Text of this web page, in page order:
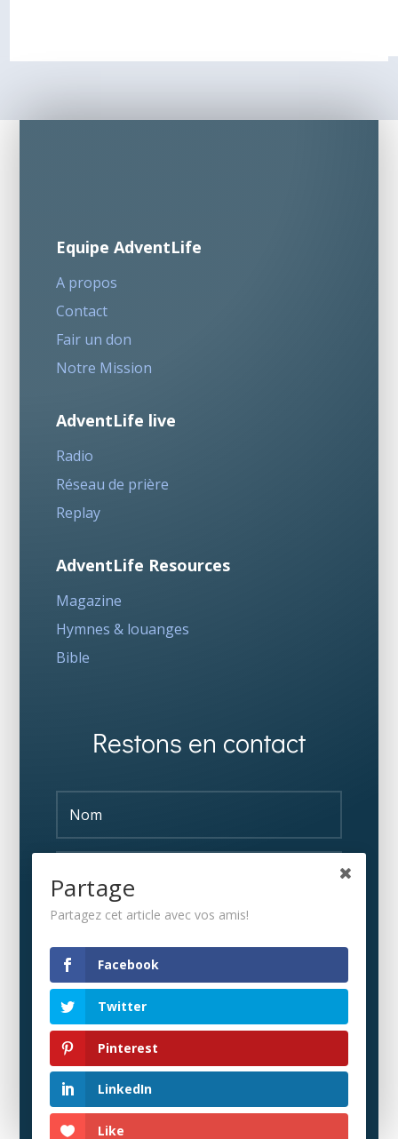
Equipe AdventLife
A propos
Contact
Fair un don
Notre Mission
AdventLife live
Radio
Réseau de prière
Replay
AdventLife Resources
Magazine
Hymnes & louanges
Bible
Restons en contact
Partage
Partagez cet article avec vos amis!
Facebook
Twitter
Pinterest
LinkedIn
Like